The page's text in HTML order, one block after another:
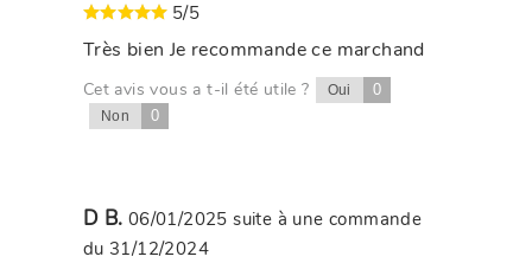
5/5
Très bien Je recommande ce marchand
Cet avis vous a t-il été utile ? Oui 0
Non 0
D B. 06/01/2025 suite à une commande
du 31/12/2024